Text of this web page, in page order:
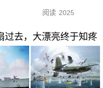
阅读 2025
过去，大漂亮终于知疼